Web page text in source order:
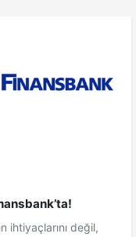
ihtiyaçlarını değil,